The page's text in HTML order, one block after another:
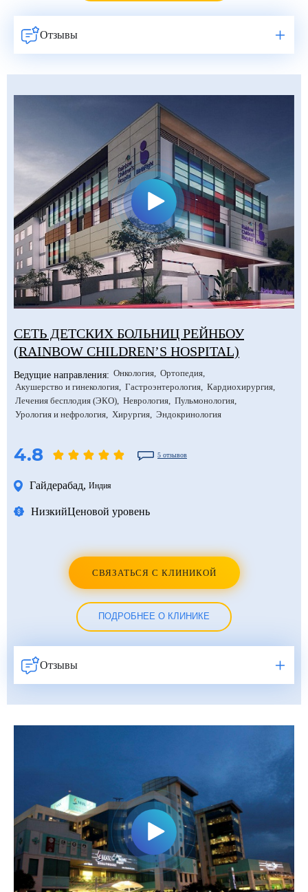
Отзывы
СЕТЬ ДЕТСКИХ БОЛЬНИЦ РЕЙНБОУ
(RAINBOW CHILDREN’S HOSPITAL)
Ведущие направления: Онкология Ортопедия
Акушерство и гинекология Гастроэнтерология Кардиохирургия
Лечения бесплодия (ЭКО) Неврология Пульмонология
Урология и нефрология Хирургия Эндокринология
4.8 5 отзывов
Гайдерабад, Индия
НизкийЦеновой уровень
СВЯЗАТЬСЯ С КЛИНИКОЙ
ПОДРОБНЕЕ О КЛИНИКЕ
Отзывы